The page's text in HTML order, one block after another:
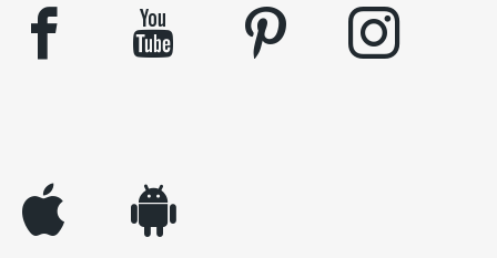
facebook youtube pinterest instagram
appleinc android